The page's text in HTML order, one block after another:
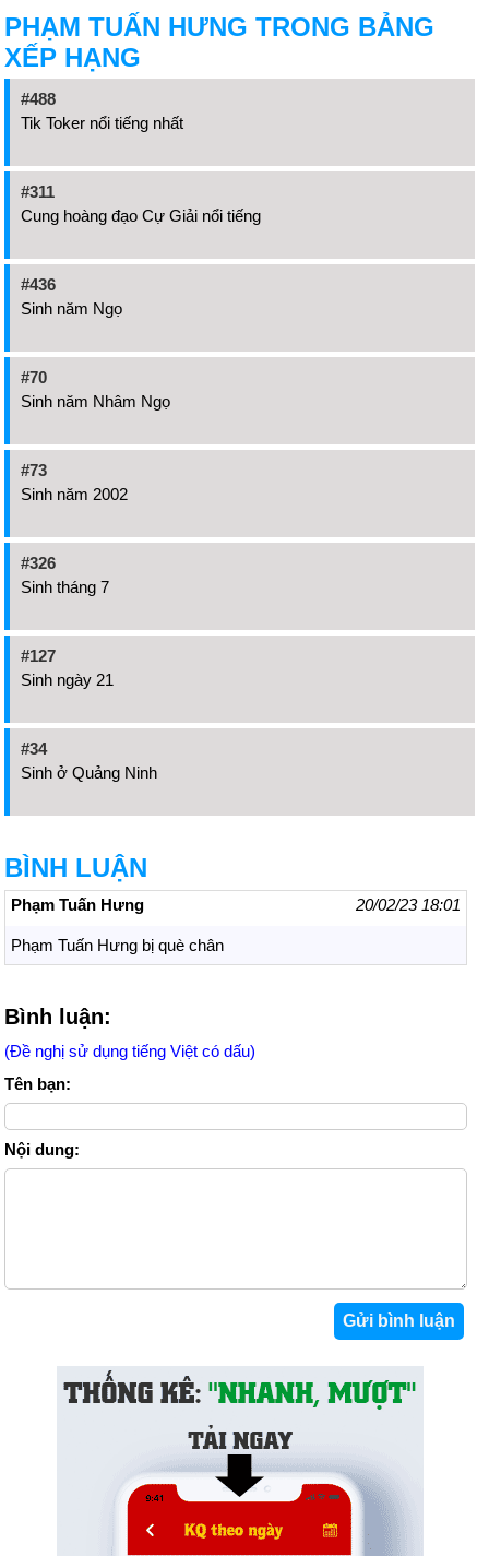
PHẠM TUẤN HƯNG TRONG BẢNG
XẾP HẠNG
#488
Tik Toker nổi tiếng nhất
#311
Cung hoàng đạo Cự Giải nổi tiếng
#436
Sinh năm Ngọ
#70
Sinh năm Nhâm Ngọ
#73
Sinh năm 2002
#326
Sinh tháng 7
#127
Sinh ngày 21
#34
Sinh ở Quảng Ninh
BÌNH LUẬN
Phạm Tuấn Hưng 20/02/23 18:01
Phạm Tuấn Hưng bị què chân
Bình luận:
(Đề nghị sử dụng tiếng Việt có dấu)
Tên bạn:
Nội dung: